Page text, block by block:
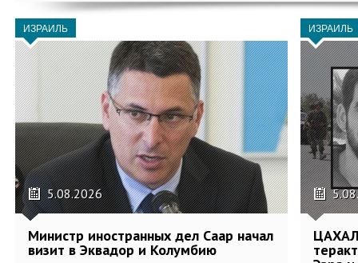
ИЗРАИЛЬ
5.08.2026
Министр иностранных дел Саар начал
визит в Эквадор и Колумбию
ИЗРАИЛЬ
ЦАХАЛ